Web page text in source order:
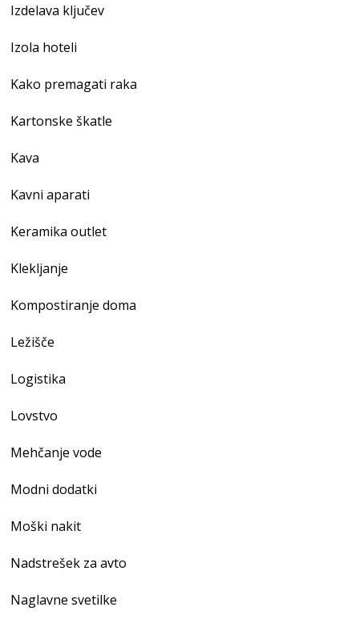
Izdelava ključev
Izola hoteli
Kako premagati raka
Kartonske škatle
Kava
Kavni aparati
Keramika outlet
Klekljanje
Kompostiranje doma
Ležišče
Logistika
Lovstvo
Mehčanje vode
Modni dodatki
Moški nakit
Nadstrešek za avto
Naglavne svetilke